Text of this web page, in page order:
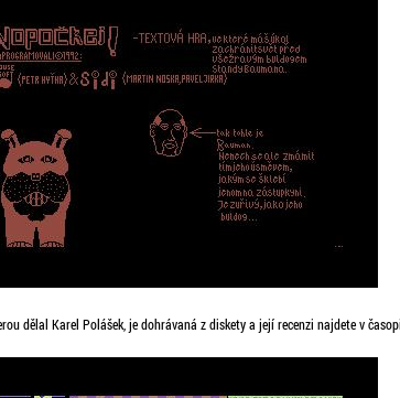
dělal Karel Polášek, je dohrávaná z diskety a její recenzi najdete v